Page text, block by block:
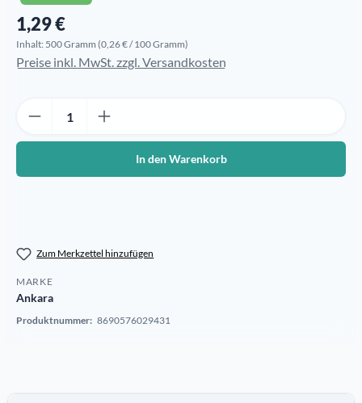
Regulärer Preis:
1,29 €
Inhalt: 500 Gramm (0,26 € / 100 Gramm)
Preise inkl. MwSt. zzgl. Versandkosten
In den Warenkorb
Zum Merkzettel hinzufügen
MARKE
Ankara
Produktnummer: 8690576029431